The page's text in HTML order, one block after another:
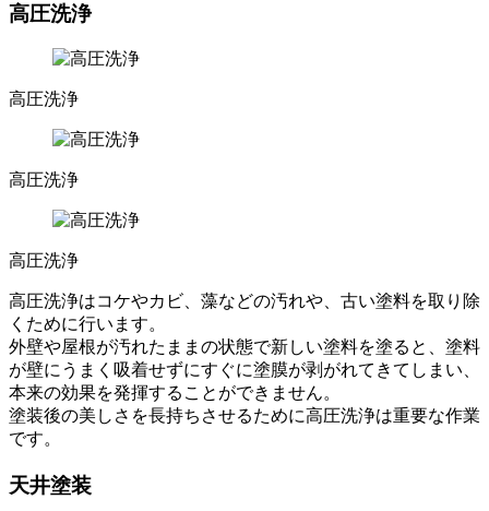
高圧洗浄
高圧洗浄
高圧洗浄
高圧洗浄
高圧洗浄はコケやカビ、藻などの汚れや、古い塗料を取り除
くために行います。
外壁や屋根が汚れたままの状態で新しい塗料を塗ると、塗料
が壁にうまく吸着せずにすぐに塗膜が剥がれてきてしまい、
本来の効果を発揮することができません。
塗装後の美しさを長持ちさせるために高圧洗浄は重要な作業
です。
天井塗装